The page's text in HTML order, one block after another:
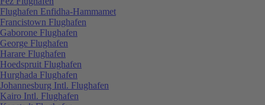
Flughafen Enfidha-Hammamet
Francistown Flughafen
Gaborone Flughafen
George Flughafen
Harare Flughafen
Hoedspruit Flughafen
Hurghada Flughafen
Johannesburg Intl. Flughafen
Kairo Intl. Flughafen